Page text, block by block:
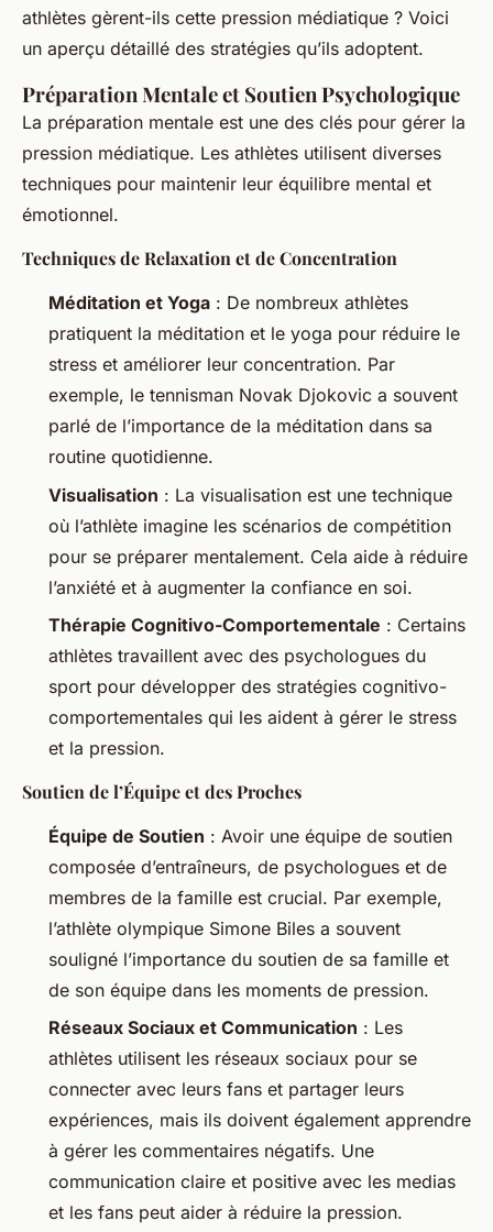
athlètes gèrent-ils cette pression médiatique ? Voici
un aperçu détaillé des stratégies qu’ils adoptent.
Préparation Mentale et Soutien Psychologique
La préparation mentale est une des clés pour gérer la
pression médiatique. Les athlètes utilisent diverses
techniques pour maintenir leur équilibre mental et
émotionnel.
Techniques de Relaxation et de Concentration
Méditation et Yoga : De nombreux athlètes
pratiquent la méditation et le yoga pour réduire le
stress et améliorer leur concentration. Par
exemple, le tennisman Novak Djokovic a souvent
parlé de l’importance de la méditation dans sa
routine quotidienne.
Visualisation : La visualisation est une technique
où l’athlète imagine les scénarios de compétition
pour se préparer mentalement. Cela aide à réduire
l’anxiété et à augmenter la confiance en soi.
Thérapie Cognitivo-Comportementale : Certains
athlètes travaillent avec des psychologues du
sport pour développer des stratégies cognitivo-
comportementales qui les aident à gérer le stress
et la pression.
Soutien de l’Équipe et des Proches
Équipe de Soutien : Avoir une équipe de soutien
composée d’entraîneurs, de psychologues et de
membres de la famille est crucial. Par exemple,
l’athlète olympique Simone Biles a souvent
souligné l’importance du soutien de sa famille et
de son équipe dans les moments de pression.
Réseaux Sociaux et Communication : Les
athlètes utilisent les réseaux sociaux pour se
connecter avec leurs fans et partager leurs
expériences, mais ils doivent également apprendre
à gérer les commentaires négatifs. Une
communication claire et positive avec les medias
et les fans peut aider à réduire la pression.